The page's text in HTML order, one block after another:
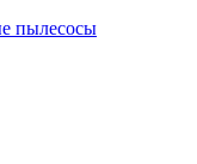
пылесосы